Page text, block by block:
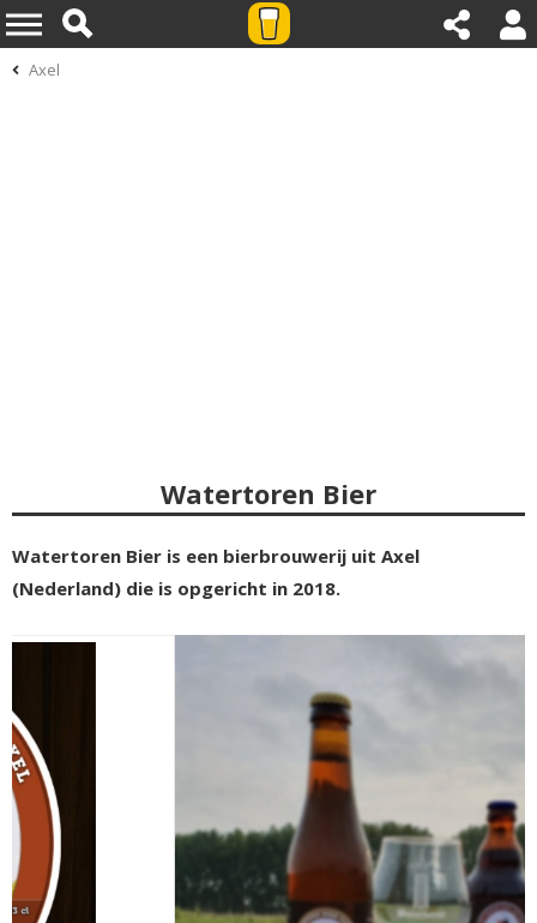
Axel
Watertoren Bier
Watertoren Bier is een bierbrouwerij uit Axel
(Nederland) die is opgericht in 2018.